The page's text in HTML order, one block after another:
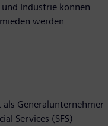
und Industrie können
werden.
Generalunternehmer
Services (SFS)